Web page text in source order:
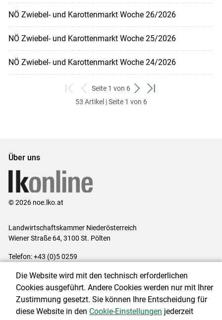
NÖ Zwiebel- und Karottenmarkt Woche 26/2026
NÖ Zwiebel- und Karottenmarkt Woche 25/2026
NÖ Zwiebel- und Karottenmarkt Woche 24/2026
zum
ersten
zurück
zum
Seite 1 von 6
weiter
zum
zum
53 Artikel | Seite 1 von 6
Über uns
© 2026 noe.lko.at
Landwirtschaftskammer Niederösterreich
Wiener Straße 64, 3100 St. Pölten
Telefon: +43 (0)5 0259
Impressum|Kontakt|Datenschutzerklärung|Barrierefreiheit|
Cookie-Einstellungen
Die Website wird mit den technisch erforderlichen
Cookies ausgeführt. Andere Cookies werden nur mit Ihrer
Zustimmung gesetzt. Sie können Ihre Entscheidung für
diese Website in den Cookie-Einstellungen jederzeit